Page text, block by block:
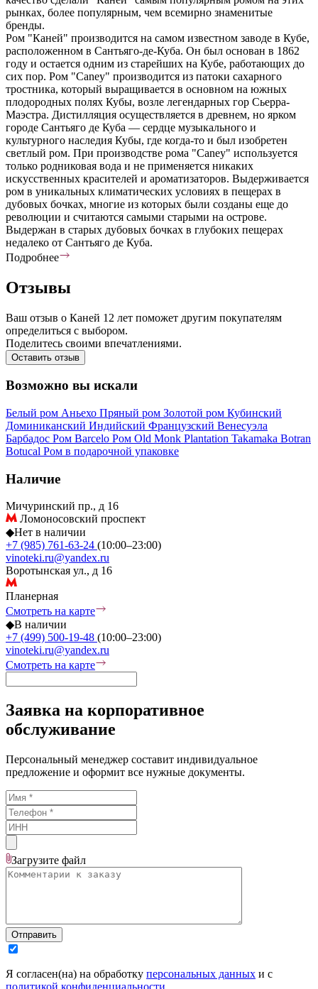
рынках, более популярным, чем всемирно знаменитые
бренды.
Ром "Каней" производится на самом известном заводе в Кубе,
расположенном в Сантьяго-де-Куба. Он был основан в 1862
году и остается одним из старейших на Кубе, работающих до
сих пор. Ром "Caney" производится из патоки сахарного
тростника, который выращивается в основном на южных
плодородных полях Кубы, возле легендарных гор Сьерра-
Маэстра. Дистилляция осуществляется в древнем, но ярком
городе Сантьяго де Куба — сердце музыкального и
культурного наследия Кубы, где когда-то и был изобретен
светлый ром. При производстве рома "Caney" используется
только родниковая вода и не применяется никаких
искусственных красителей и ароматизаторов. Выдерживается
ром в уникальных климатических условиях в пещерах в
дубовых бочках, многие из которых были созданы еще до
революции и считаются самыми старыми на острове.
Выдержан в старых дубовых бочках в глубоких пещерах
недалеко от Сантьяго де Куба.
Подробнее
Отзывы
Ваш отзыв о Каней 12 лет поможет другим покупателям
определиться с выбором.
Поделитесь своими впечатлениями.
Оставить отзыв
Возможно вы искали
Белый ром Аньехо Пряный ром Золотой ром Кубинский
Доминиканский Индийский Французский Венесуэла
Барбадос Ром Barcelo Ром Old Monk Plantation Takamaka Botran
Botucal Ром в подарочной упаковке
Наличие
Мичуринский пр., д 16
Ломоносовский проспект
◆Нет в наличии
+7 (985) 761-63-24 (10:00–23:00)
vinoteki.ru@yandex.ru
Воротынская ул., д 16
Планерная
Смотреть на карте
◆В наличии
+7 (499) 500-19-48 (10:00–23:00)
vinoteki.ru@yandex.ru
Смотреть на карте
Заявка на корпоративное
обслуживание
Персональный менеджер составит индивидуальное
предложение и оформит все нужные документы.
Загрузите файл
Отправить
Я согласен(на) на обработку персональных данных и с